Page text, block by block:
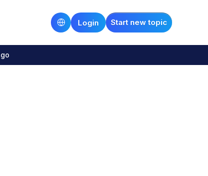
Start new topic
Login